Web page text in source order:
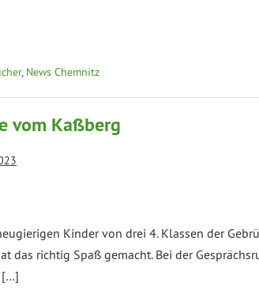
, News Chemnitz
vom Kaßberg
Kinder von drei 4. Klassen der
das richtig Spaß gemacht. Bei der
[…]